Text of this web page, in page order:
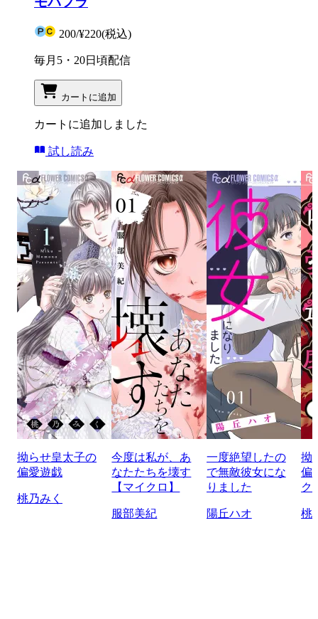
200/¥220(税込)
毎月5・20日頃配信
カートに追加
カートに追加しました
試し読み
拗らせ皇太子の
偏愛遊戯
桃乃みく
今度は私が、あ
なたたちを壊す
【マイクロ】
服部美紀
一度絶望したの
で無敵彼女にな
りました
陽丘ハオ
拗
偏
ク
桃